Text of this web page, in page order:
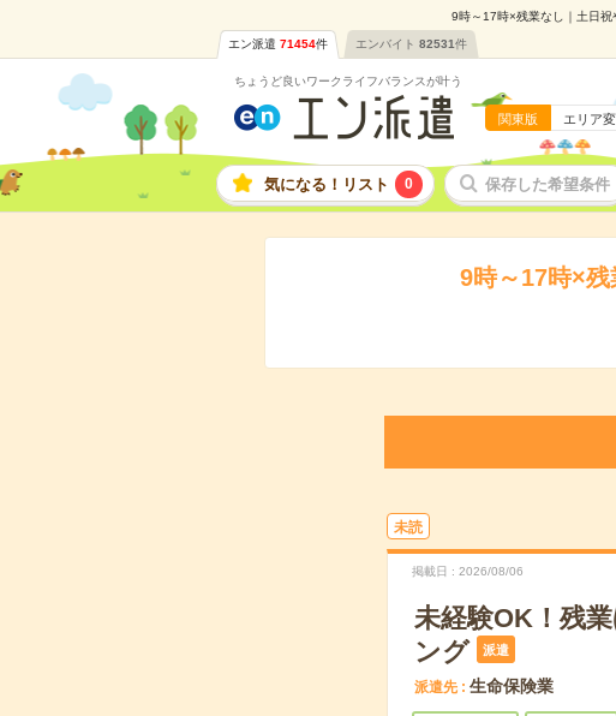
9時～17時×残業なし｜土日
エン派遣 71454件 エンバイト 82531件
ちょうど良いワークライフバランスが叶う
関東版 エリア
気になる！リスト 0 保存した希望条件
9時～17時×
未読
掲載日 2026/08/06
未経験OK！残
ング
派遣
派遣先 生命保険業